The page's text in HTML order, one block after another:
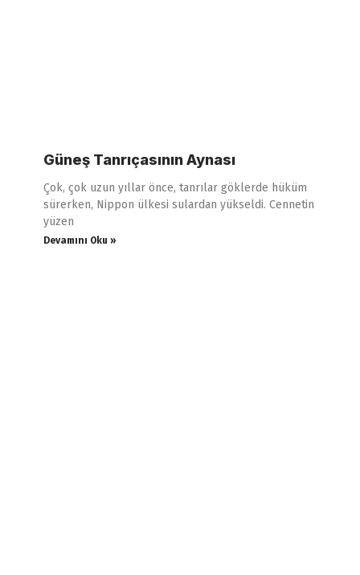
Güneş Tanrıçasının Aynası
Çok, çok uzun yıllar önce, tanrılar göklerde hüküm
sürerken, Nippon ülkesi sulardan yükseldi. Cennetin
yüzen
Devamını Oku »